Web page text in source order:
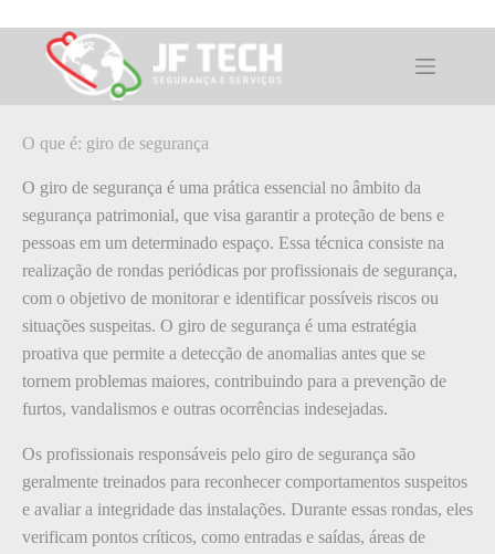
para
conteúdoO que é: giro de segurança
O que é: giro de segurança
O giro de segurança é uma prática essencial no âmbito da
segurança patrimonial, que visa garantir a proteção de bens e
pessoas em um determinado espaço. Essa técnica consiste na
realização de rondas periódicas por profissionais de segurança,
com o objetivo de monitorar e identificar possíveis riscos ou
situações suspeitas. O giro de segurança é uma estratégia
proativa que permite a detecção de anomalias antes que se
tornem problemas maiores, contribuindo para a prevenção de
furtos, vandalismos e outras ocorrências indesejadas.
Os profissionais responsáveis pelo giro de segurança são
geralmente treinados para reconhecer comportamentos suspeitos
e avaliar a integridade das instalações. Durante essas rondas, eles
verificam pontos críticos, como entradas e saídas, áreas de